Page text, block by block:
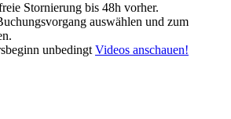
Stornierung bis 48h vorher.
auswählen und zum
unbedingtVideos anschauen!